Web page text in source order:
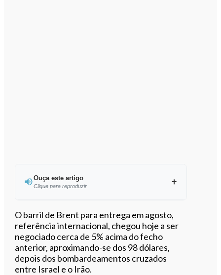
Ouça este artigo
Clique para reproduzir
Ouvir este artigo
O barril de Brent para entrega em agosto,
referência internacional, chegou hoje a ser
negociado cerca de 5% acima do fecho
anterior, aproximando-se dos 98 dólares,
depois dos bombardeamentos cruzados
entre Israel e o Irão.